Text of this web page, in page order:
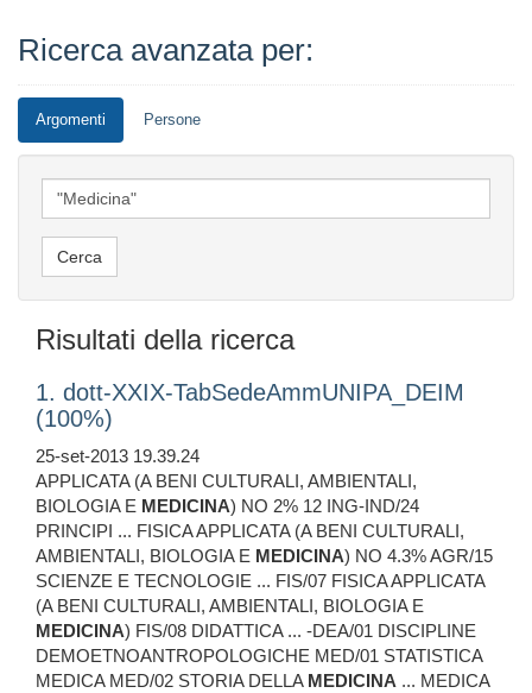
Ricerca avanzata per:
Argomenti Persone
Risultati della ricerca
1. dott-XXIX-TabSedeAmmUNIPA_DEIM
(100%)
25-set-2013 19.39.24
APPLICATA (A BENI CULTURALI, AMBIENTALI,
BIOLOGIA E MEDICINA) NO 2% 12 ING-IND/24
PRINCIPI ... FISICA APPLICATA (A BENI CULTURALI,
AMBIENTALI, BIOLOGIA E MEDICINA) NO 4.3% AGR/15
SCIENZE E TECNOLOGIE ... FIS/07 FISICA APPLICATA
(A BENI CULTURALI, AMBIENTALI, BIOLOGIA E
MEDICINA) FIS/08 DIDATTICA ... -DEA/01 DISCIPLINE
DEMOETNOANTROPOLOGICHE MED/01 STATISTICA
MEDICA MED/02 STORIA DELLA MEDICINA ... MEDICA